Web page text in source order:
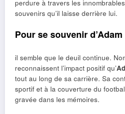
perdure à travers les
souvenirs qu’il laisse derrière lui.
Pour se souvenir
il semble que le deuil continue.
reconnaissent l’impact positif qu’
tout au long de sa carrière. Sa
sportif et à la couverture du
gravée dans les mémoires.